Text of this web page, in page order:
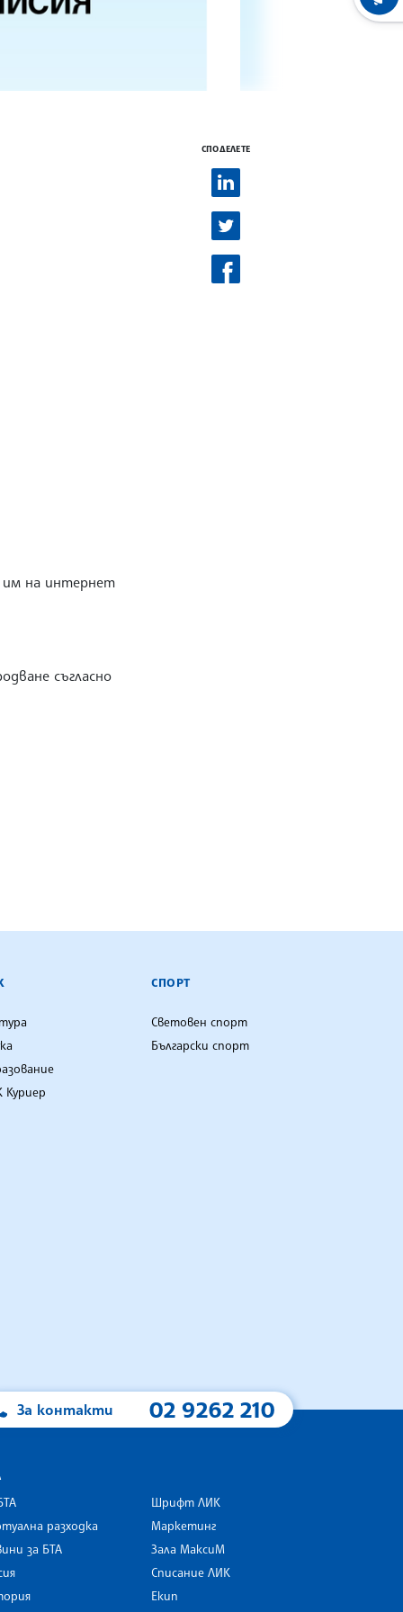
им на интернет
съгласно
СПОДЕЛЕТЕ
Куриер
СПОРТ
Световен спорт
Български спорт
За контакти 02 9262 210
разходка
за БТА
Шрифт ЛИК
Маркетинг
Зала МаксиМ
Списание ЛИК
Екип